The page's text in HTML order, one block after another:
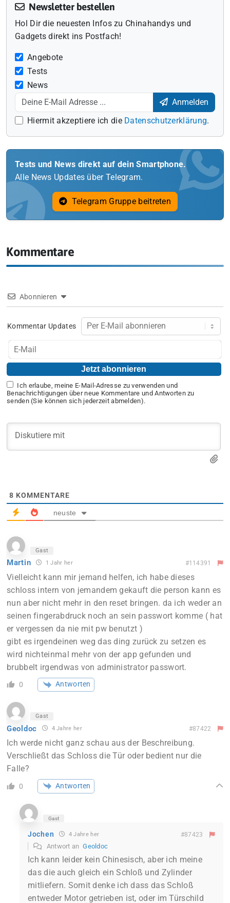
Newsletter bestellen
Hol Dir die neuesten Infos zu Chinahandys und
Gadgets direkt ins Postfach!
Angebote
Tests
News
Anmelden
Hiermit akzeptiere ich die Datenschutzerklärung.
Tests und News direkt auf dein Smartphone.
Alle News Updates über Telegram.
Telegram Gruppe beitreten
Kommentare
Abonnieren
Kommentar Updates
Ich erlaube, meine E-Mail-Adresse zu verwenden und
Benachrichtigungen über neue Kommentare und Antworten zu
senden (Sie können sich jederzeit abmelden).
8 KOMMENTARE
neuste
Gast
Martin 1 Jahr her #114391
Vielleicht kann mir jemand helfen, ich habe dieses
schloss intern von jemandem gekauft die person kann es
nun aber nicht mehr in den reset bringen. da ich weder an
seinen fingerabdruck noch an sein passwort komme ( hat
er vergessen da nie mit pw benutzt )
gibt es irgendeinen weg das ding zurück zu setzen es
wird nichteinmal mehr von der app gefunden und
brubbelt irgendwas von administrator passwort.
0 Antworten
Gast
Geoldoc 4 Jahre her #87422
Ich werde nicht ganz schau aus der Beschreibung.
Verschließt das Schloss die Tür oder bedient nur die
Falle?
0 Antworten
Gast
Jochen 4 Jahre her #87423
Antwort anGeoldoc
Ich kann leider kein Chinesisch, aber ich meine
das die auch gleich ein Schloß und Zylinder
mitliefern. Somit denke ich dass das Schloß
entweder Motor getrieben ist, oder im Türschild